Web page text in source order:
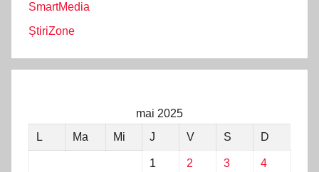
SmartMedia
ȘtiriZone
mai 2025
L
Ma Mi J V S D
1 2 3 4